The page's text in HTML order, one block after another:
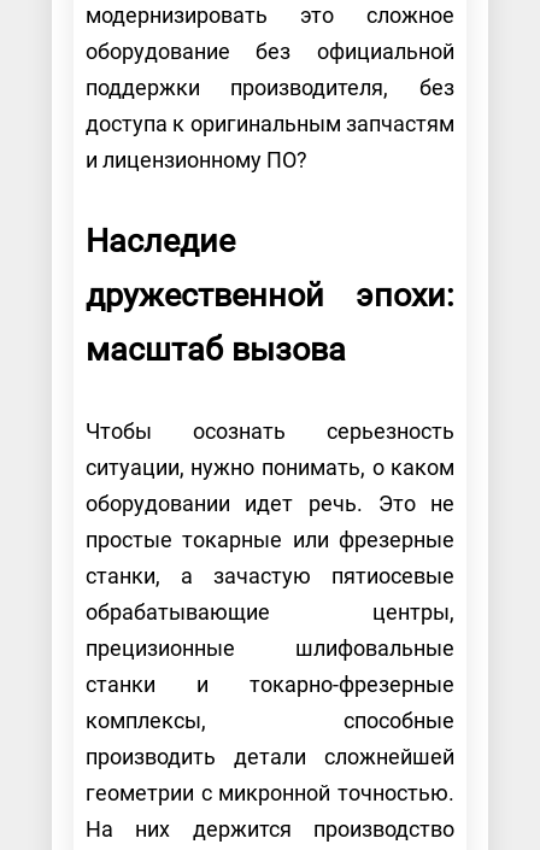
модернизировать это сложное
оборудование без официальной
поддержки производителя, без
доступа к оригинальным запчастям
и лицензионному ПО?
Наследие
дружественной эпохи:
масштаб вызова
Чтобы осознать серьезность
ситуации, нужно понимать, о каком
оборудовании идет речь. Это не
простые токарные или фрезерные
станки, а зачастую пятиосевые
обрабатывающие центры,
прецизионные шлифовальные
станки и токарно-фрезерные
комплексы, способные
производить детали сложнейшей
геометрии с микронной точностью.
На них держится производство